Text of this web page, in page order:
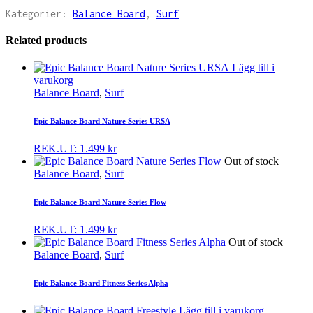
Kategorier: Balance Board , Surf
Related products
Lägg till i
varukorg
Balance Board, Surf
Epic Balance Board Nature Series URSA
REK.UT: 1.499 kr
Out of stock
Balance Board, Surf
Epic Balance Board Nature Series Flow
REK.UT: 1.499 kr
Out of stock
Balance Board, Surf
Epic Balance Board Fitness Series Alpha